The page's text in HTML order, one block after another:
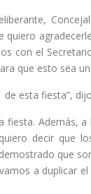
con el
que esto sea
esta fiesta”,
Además,
decir que
que
a duplicar